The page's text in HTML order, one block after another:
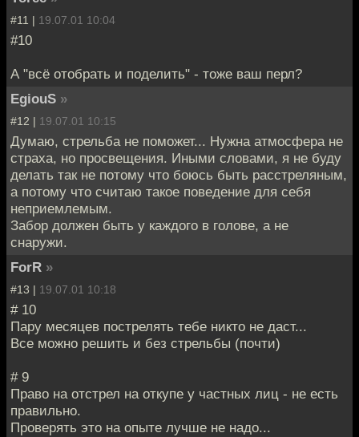
#11 | 19.07.01 10:04
#10
А "всё отобрать и поделить" - тоже ваш перл?
EgiouS »
#12 | 19.07.01 10:15
Думаю, стрельба не поможет... Нужна атмосфера не
страха, но просвещения. Иными словами, я не буду
делать так не потому что боюсь быть расстреляным,
а потому что считаю такое поведение для себя
неприемлемым.
Забор должен быть у каждого в голове, а не
снаружи.
ForR »
#13 | 19.07.01 10:18
# 10
Пару месяцев пострелять тебе никто не даст...
Все можно решить и без стрельбы (почти)
# 9
Право на отстрел на откупе у частных лиц - не есть
правильно.
Проверять это на опыте лучше не надо...